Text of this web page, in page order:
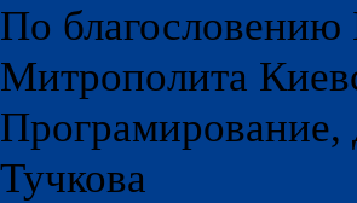
По
Митрополита
Тучкова